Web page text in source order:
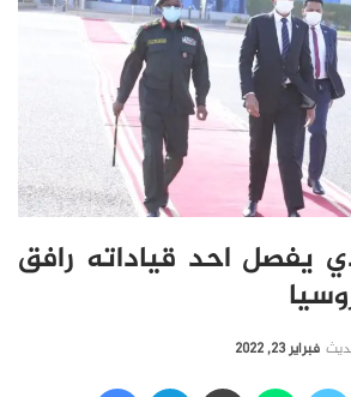
يفصل احد قياداته رافق
فبراير 23, 2022